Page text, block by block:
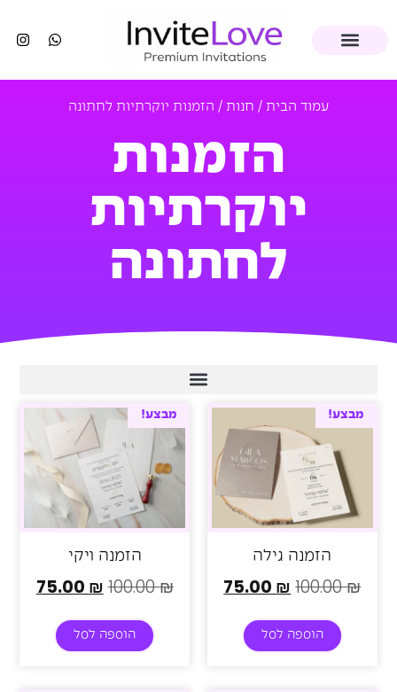
עמוד הבית / חנות / הזמנות יוקרתיות לחתונה
הזמנות
יוקרתיות
לחתונה
מבצע!
הזמנה גילה
100.00₪
75.00 ₪
הוספה לסל
מבצע!
הזמנה ויקי
100.00₪
75.00 ₪
הוספה לסל